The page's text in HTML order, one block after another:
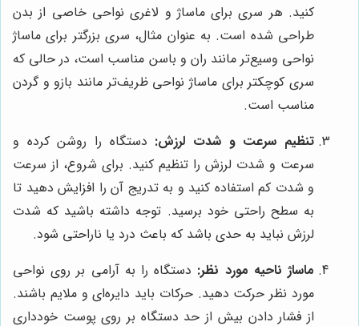
کنید. هر سری برای ماساژ و لاغری نواحی خاصی از بدن
طراحی شده است. به عنوان مثال، سری بزرگتر برای ماساژ
نواحی وسیع‌تر مانند ران و باسن مناسب است، در حالی که
سری کوچکتر برای ماساژ نواحی ظریف‌تر مانند بازو و گردن
مناسب است.
تنظیم سرعت و شدت لرزش: دستگاه را روشن کرده و
سرعت و شدت لرزش را تنظیم کنید. برای شروع، از سرعت
و شدت کم استفاده کنید و به تدریج آن را افزایش دهید تا
به سطح راحتی خود برسید. توجه داشته باشید که شدت
لرزش نباید به حدی باشد که باعث درد یا ناراحتی شود.
ماساژ ناحیه مورد نظر: دستگاه را به آرامی بر روی نواحی
مورد نظر حرکت دهید. حرکات باید دایره‌ای و ملایم باشند.
از فشار دادن بیش از حد دستگاه بر روی پوست خودداری